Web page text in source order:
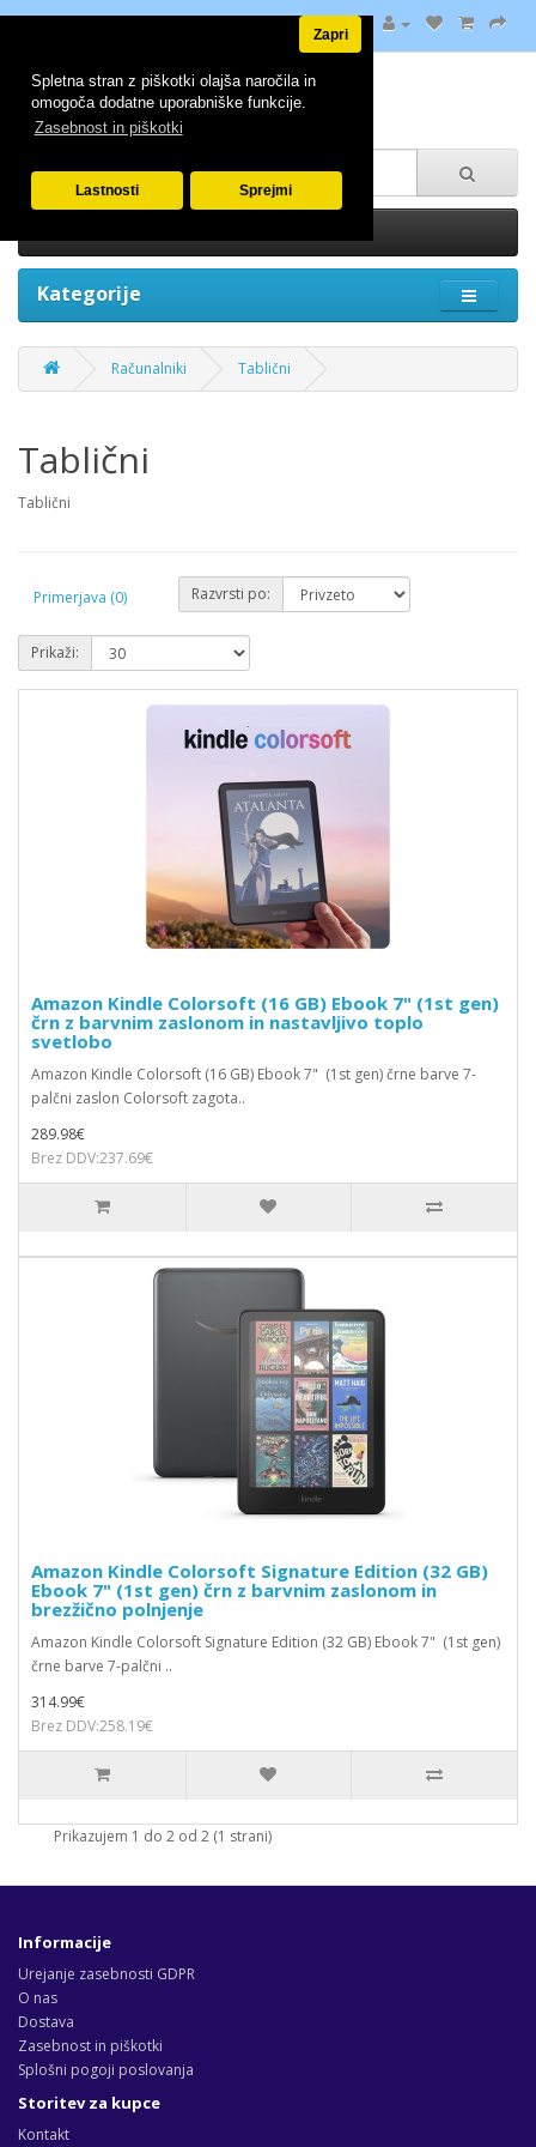
Spletna stran z piškotki olajša naročila in
omogoča dodatne uporabniške funkcije.
Zasebnost in piškotki
Zapri
Lastnosti Sprejmi
Kategorije
Računalniki Tablični
Tablični
Tablični
Primerjava (0) Razvrsti po:
Prikaži:
Amazon Kindle Colorsoft (16 GB) Ebook 7" (1st gen)
črn z barvnim zaslonom in nastavljivo toplo
svetlobo
Amazon Kindle Colorsoft (16 GB) Ebook 7" (1st gen) črne barve 7-
palčni zaslon Colorsoft zagota..
289.98€
Brez DDV:237.69€
Amazon Kindle Colorsoft Signature Edition (32 GB)
Ebook 7" (1st gen) črn z barvnim zaslonom in
brezžično polnjenje
Amazon Kindle Colorsoft Signature Edition (32 GB) Ebook 7" (1st gen)
črne barve 7-palčni ..
314.99€
Brez DDV:258.19€
Prikazujem 1 do 2 od 2 (1 strani)
Informacije
Urejanje zasebnosti GDPR
O nas
Dostava
Zasebnost in piškotki
Splošni pogoji poslovanja
Storitev za kupce
Kontakt